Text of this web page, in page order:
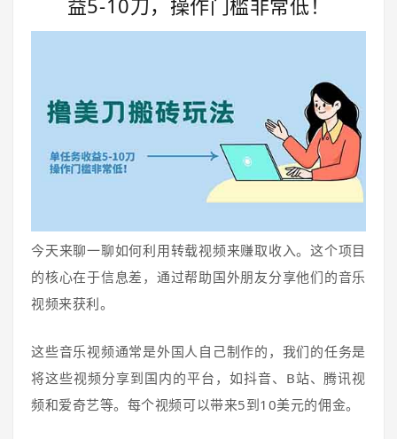
益5-10刀，操作门槛非常低！
今天来聊一聊如何利用转载视频来赚取收入。这个项目
的核心在于信息差，通过帮助国外朋友分享他们的音乐
视频来获利。
这些音乐视频通常是外国人自己制作的，我们的任务是
将这些视频分享到国内的平台，如抖音、B站、腾讯视
频和爱奇艺等。每个视频可以带来5到10美元的佣金。